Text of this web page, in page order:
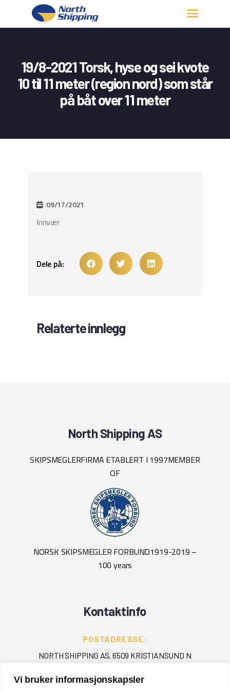
Vi bruker informasjonskapsler
19/8-2021 Torsk, hyse og sei kvote
10 til 11 meter (region nord) som står
på båt over 11 meter
OM OSS
FARTØY
FISKERITILLATELSE
KONTAKT OSS
09/17/2021
Innvær
Dele på:
Relaterte innlegg
North Shipping AS
SKIPSMEGLERFIRMA ETABLERT I 1997MEMBER
OF
NORSK SKIPSMEGLER FORBUND1919-2019 –
100 years
Kontaktinfo
POSTADRESSE:
NORTH SHIPPING AS, 6509 KRISTIANSUND N
TELEFON: